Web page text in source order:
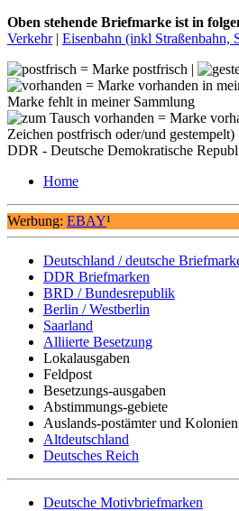
Oben stehende Briefmarke ist in
Verkehr| Eisenbahn (inkl Straßenbahn,
= Marke postfrisch |
= Marke vorhanden in
Marke fehlt in meiner Sammlung
= Marke
Zeichen postfrisch oder/und gestempelt)
DDR - Deutsche Demokratische
Home
Werbung: EBAY¹
Deutschland / deutsche
DDR Briefmarken
BRD / Bundesrepublik
Berlin / Westberlin
Saarland
Alliierte Besetzung
Lokalausgaben
Feldpost
Besetzungs-ausgaben
Abstimmungs-gebiete
Auslands-postämter und Kolonien
Altdeutschland
Deutsches Reich
Deutsche Motivbriefmarken